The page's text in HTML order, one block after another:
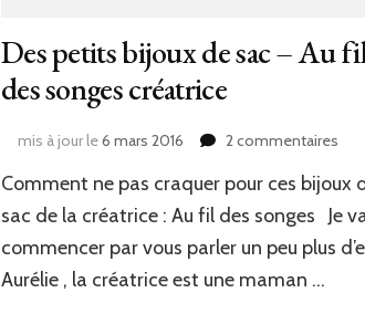
Des petits bijoux de sac – Au
des songes créatrice
mis à jour le6 mars 2016 2 commentairessur
sac
Comment ne pas craquer pour ces bijoux
sac de la créatrice : Au fil des songes Je
commencer par vous parler un peu plus
Aurélie , la créatrice est une maman …